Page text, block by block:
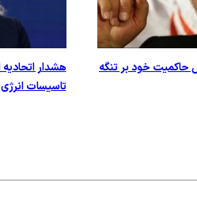
حاکمیت خود بر تنگه
هشدار
تاسیسات انرژی